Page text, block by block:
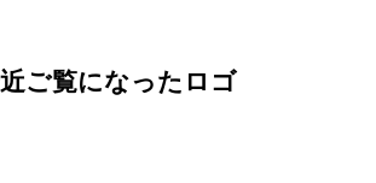
ご覧になったロゴ